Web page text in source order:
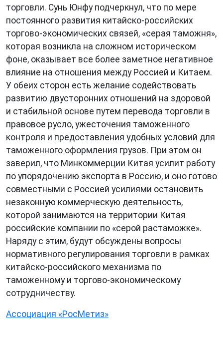
торговли. Сунь Юнфу подчеркнул, что по мере
постоянного развития китайско-российских
торгово-экономических связей, «серая таможня»,
которая возникла на сложном историческом
фоне, оказывает все более заметное негативное
влияние на отношения между Россией и Китаем.
У обеих сторон есть желание содействовать
развитию двусторонних отношений на здоровой
и стабильной основе путем перевода торговли в
правовое русло, ужесточения таможенного
контроля и предоставления удобных условий для
таможенного оформления грузов. При этом он
заверил, что Минкоммерции Китая усилит работу
по упорядочению экспорта в Россию, и оно готово
совместными с Россией усилиями остановить
незаконную коммерческую деятельность,
которой занимаются на территории Китая
российские компании по «серой растаможке».
Наряду с этим, будут обсуждены вопросы
нормативного регулирования торговли в рамках
китайско-российского механизма по
таможенному и торгово-экономическому
сотрудничеству.
Ассоциация «РосМетиз»